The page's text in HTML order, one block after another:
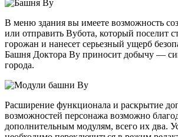
В меню здания вы имеете возможность
или отправить Вубота, который поселит
горожан и нанесет серьезный ущерб
Башня Доктора Ву приносит добычу —
города.
Расширение функционала и раскрытие
возможностей персонажа возможно
дополнительным модулям, всего их два.